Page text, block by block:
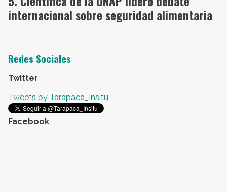
internacional sobre seguridad alimentaria
Redes Sociales
Twitter
Tweets by Tarapaca_Insitu
Facebook